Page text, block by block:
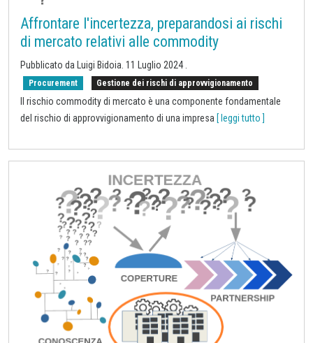
Affrontare l'incertezza, preparandosi ai rischi
di mercato relativi alle commodity
Pubblicato da Luigi Bidoia. 11 Luglio 2024
Procurement Gestione dei rischi di approvvigionamento
Il rischio commodity di mercato è una componente fondamentale
del rischio di approvvigionamento di una impresa [ leggi tutto ]